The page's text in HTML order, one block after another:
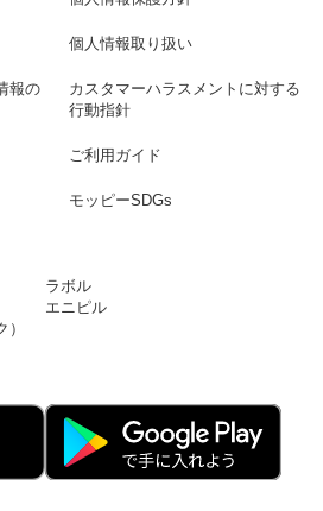
個人情報取り扱い
報の
カスタマーハラスメントに対する
行動指針
ご利用ガイド
モッピーSDGs
ラボル
エニピル